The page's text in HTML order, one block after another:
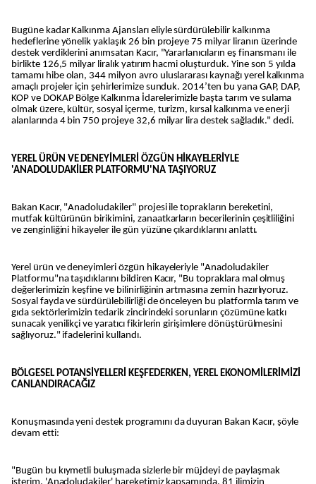
Bugüne kadar Kalkınma Ajansları eliyle sürdürülebilir kalkınma
hedeflerine yönelik yaklaşık 26 bin projeye 75 milyar liranın üzerinde
destek verdiklerini anımsatan Kacır, "Yararlanıcıların eş finansmanı ile
birlikte 126,5 milyar liralık yatırım hacmi oluşturduk. Yine son 5 yılda
tamamı hibe olan, 344 milyon avro uluslararası kaynağı yerel kalkınma
amaçlı projeler için şehirlerimize sunduk. 2014’ten bu yana GAP, DAP,
KOP ve DOKAP Bölge Kalkınma İdarelerimizle başta tarım ve sulama
olmak üzere, kültür, sosyal içerme, turizm, kırsal kalkınma ve enerji
alanlarında 4 bin 750 projeye 32,6 milyar lira destek sağladık." dedi.
YEREL ÜRÜN VE DENEYİMLERİ ÖZGÜN HİKAYELERİYLE
'ANADOLUDAKİLER PLATFORMU'NA TAŞIYORUZ
Bakan Kacır, "Anadoludakiler" projesi ile toprakların bereketini,
mutfak kültürünün birikimini, zanaatkarların becerilerinin çeşitliliğini
ve zenginliğini hikayeler ile gün yüzüne çıkardıklarını anlattı.
Yerel ürün ve deneyimleri özgün hikayeleriyle "Anadoludakiler
Platformu"na taşıdıklarını bildiren Kacır, "Bu topraklara mal olmuş
değerlerimizin keşfine ve bilinirliğinin artmasına zemin hazırlıyoruz.
Sosyal fayda ve sürdürülebilirliği de önceleyen bu platformla tarım ve
gıda sektörlerimizin tedarik zincirindeki sorunların çözümüne katkı
sunacak yenilikçi ve yaratıcı fikirlerin girişimlere dönüştürülmesini
sağlıyoruz." ifadelerini kullandı.
BÖLGESEL POTANSİYELLERİ KEŞFEDERKEN, YEREL EKONOMİLERİMİZİ
CANLANDIRACAĞIZ
Konuşmasında yeni destek programını da duyuran Bakan Kacır, şöyle
devam etti:
"Bugün bu kıymetli buluşmada sizlerle bir müjdeyi de paylaşmak